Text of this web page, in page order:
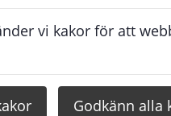
vi kakor för att
Godkänn alla
Augusti Juni